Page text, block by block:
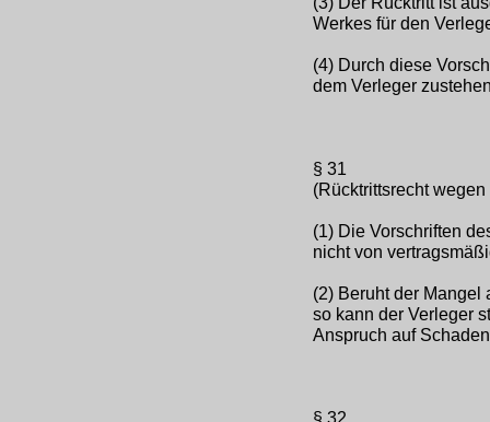
Werkes für den
(4) Durch diese
dem Verleger
§ 31
(Rücktrittsrecht
(1) Die Vorschriften
nicht von
(2) Beruht der Mangel
so kann der Verleger
Anspruch auf
§ 32